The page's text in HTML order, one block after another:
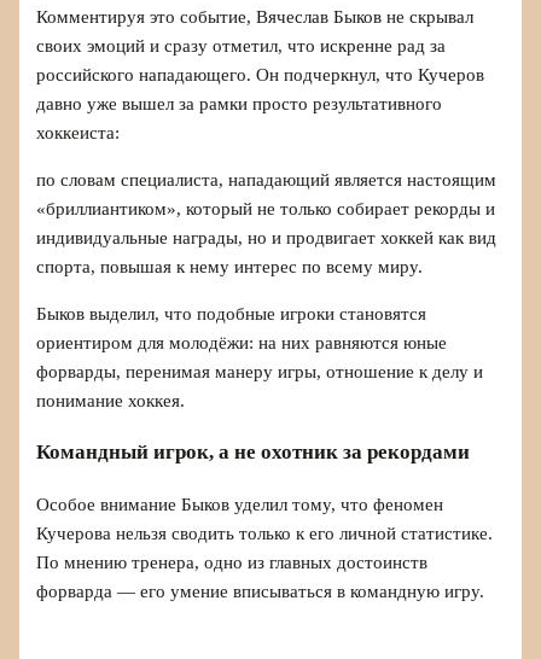
Комментируя это событие, Вячеслав Быков не скрывал
своих эмоций и сразу отметил, что искренне рад за
российского нападающего. Он подчеркнул, что Кучеров
давно уже вышел за рамки просто результативного
хоккеиста:
по словам специалиста, нападающий является настоящим
«бриллиантиком», который не только собирает рекорды и
индивидуальные награды, но и продвигает хоккей как вид
спорта, повышая к нему интерес по всему миру.
Быков выделил, что подобные игроки становятся
ориентиром для молодёжи: на них равняются юные
форварды, перенимая манеру игры, отношение к делу и
понимание хоккея.
Командный игрок, а не охотник за рекордами
Особое внимание Быков уделил тому, что феномен
Кучерова нельзя сводить только к его личной статистике.
По мнению тренера, одно из главных достоинств
форварда — его умение вписываться в командную игру.